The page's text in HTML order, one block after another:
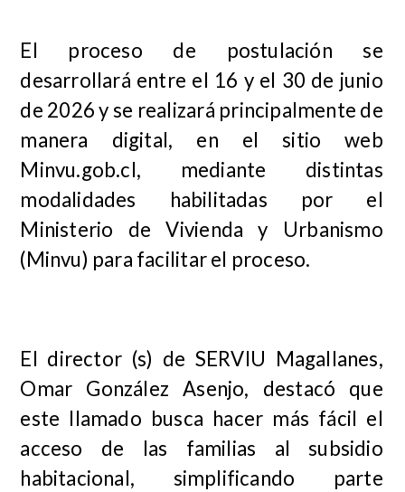
El proceso de postulación se
desarrollará entre el 16 y el 30 de junio
de 2026 y se realizará principalmente de
manera digital, en el sitio web
Minvu.gob.cl, mediante distintas
modalidades habilitadas por el
Ministerio de Vivienda y Urbanismo
(Minvu) para facilitar el proceso.
El director (s) de SERVIU Magallanes,
Omar González Asenjo, destacó que
este llamado busca hacer más fácil el
acceso de las familias al subsidio
habitacional, simplificando parte